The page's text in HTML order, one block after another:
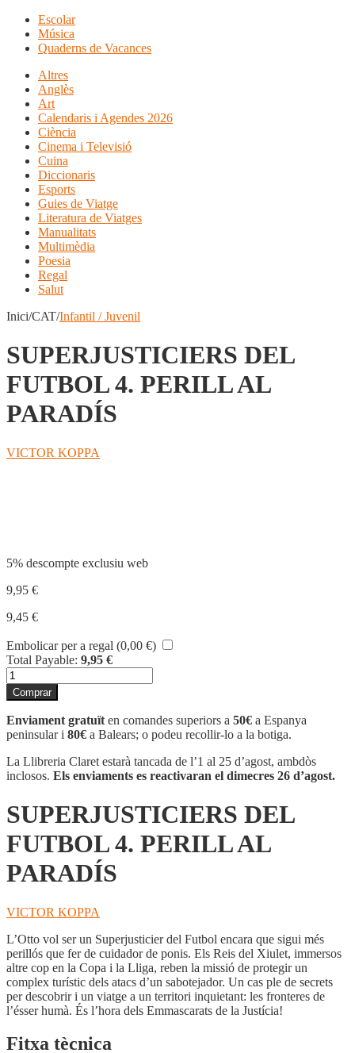
Escolar
Música
Quaderns de Vacances
Altres
Anglès
Art
Calendaris i Agendes 2026
Ciència
Cinema i Televisió
Cuina
Diccionaris
Esports
Guies de Viatge
Literatura de Viatges
Manualitats
Multimèdia
Poesia
Regal
Salut
Inici/CAT/Infantil / Juvenil
SUPERJUSTICIERS DEL
FUTBOL 4. PERILL AL
PARADÍS
VICTOR KOPPA
5% descompte exclusiu web
9,95 €
9,45 €
Embolicar per a regal (0,00 €)
Total Payable: 9,95 €
quantitat
de
SUPERJUSTICIERS
DEL
FUTBOL
4.
PERILL
AL
Comprar
Enviament gratuït en comandes superiors a 50€ a Espanya
peninsular i 80€ a Balears; o podeu recollir-lo a la botiga.
La Llibreria Claret estarà tancada de l’1 al 25 d’agost, ambdòs
inclosos. Els enviaments es reactivaran el dimecres 26 d’agost.
SUPERJUSTICIERS DEL
FUTBOL 4. PERILL AL
PARADÍS
VICTOR KOPPA
L’Otto vol ser un Superjusticier del Futbol encara que sigui més
perillós que fer de cuidador de ponis. Els Reis del Xiulet, immersos
altre cop en la Copa i la Lliga, reben la missió de protegir un
complex turístic dels atacs d’un sabotejador. Un cas ple de secrets
per descobrir i un viatge a un territori inquietant: les fronteres de
l’ésser humà. És l’hora dels Emmascarats de la Justícia!
Fitxa tècnica